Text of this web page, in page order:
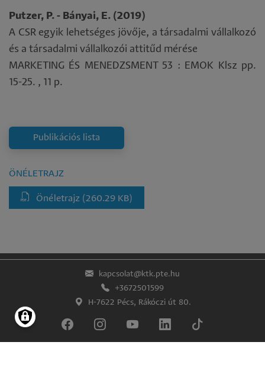
Putzer, P. - Bányai, E. (2019)
A CSR egyik lehetséges jövője, a társadalmi vállalkozó
és a társadalmi vállalkozói attitűd mérése
MARKETING ÉS MENEDZSMENT 53 : EMOK Klsz pp.
15-25. , 11 p.
Publikációs lista
ÖNÉLETRAJZ
Önéletrajz (260.29 KB)
kapcsolat@ktk.pte.hu
+3672501599
H-7622 Pécs, Rákóczi út 80.